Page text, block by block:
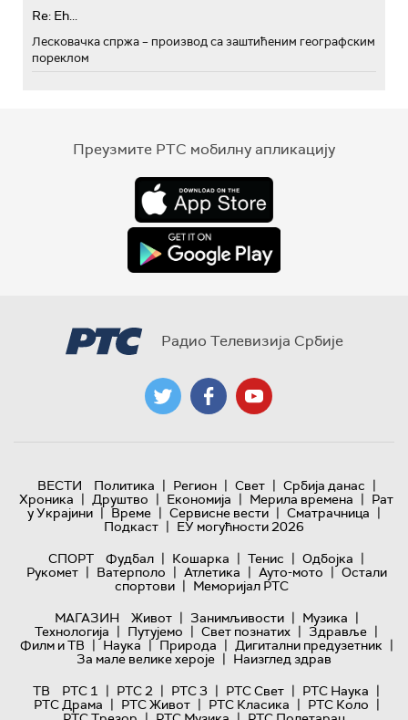
Re: Eh...
Лесковачка спржа – производ са заштићеним географским
пореклом
Преузмите РТС мобилну апликацију
Радио Телевизија Србије
ВЕСТИ Политика | Регион | Свет | Србија данас |
Хроника | Друштво | Економија | Мерила времена | Рат
у Украјини | Време | Сервисне вести | Сматрачница |
Подкаст | ЕУ могућности 2026
СПОРТ
Фудбал | Кошарка | Тенис | Одбојка |
Рукомет | Ватерполо | Атлетика | Ауто-мото | Остали
спортови | Меморијал РТС
МАГАЗИН
Живот | Занимљивости | Музика |
Технологијa | Путујемо | Свет познатих | Здравље |
Филм и ТВ | Наука | Природа | Дигитални предузетник |
За мале велике хероје | Наизглед здрав
ТВ
РТС 1 | РТС 2 | РТС 3 | РТС Свет | РТС Наука |
РТС Драма | РТС Живот | РТС Класика | РТС Коло |